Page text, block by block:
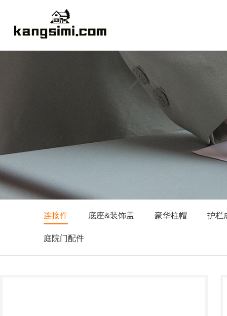
连接件 底座&装饰盖 豪华柱帽 护栏
庭院门配件